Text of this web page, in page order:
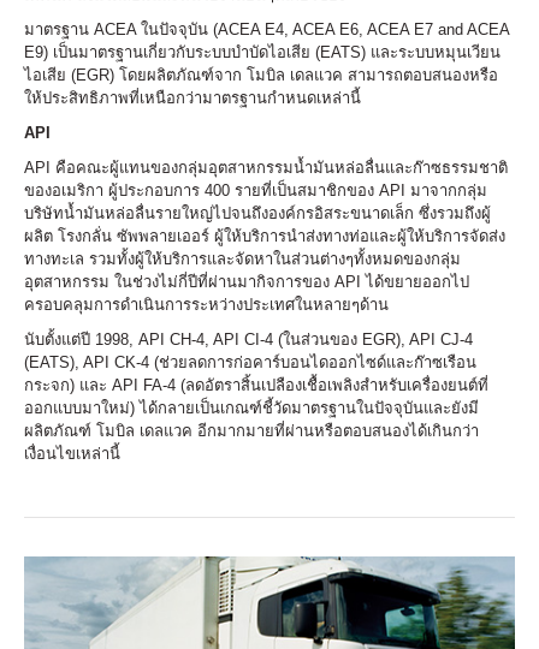
มาตรฐาน ACEA ในปัจจุบัน (ACEA E4, ACEA E6, ACEA E7 and ACEA
E9) เป็นมาตรฐานเกี่ยวกับระบบบำบัดไอเสีย (EATS) และระบบหมุนเวียน
ไอเสีย (EGR) โดยผลิตภัณฑ์จาก โมบิล เดลแวค สามารถตอบสนองหรือ
ให้ประสิทธิภาพที่เหนือกว่ามาตรฐานกำหนดเหล่านี้
API
API คือคณะผู้แทนของกลุ่มอุตสาหกรรมน้ำมันหล่อลื่นและก๊าซธรรมชาติ
ของอเมริกา ผู้ประกอบการ 400 รายที่เป็นสมาชิกของ API มาจากกลุ่ม
บริษัทน้ำมันหล่อลื่นรายใหญ่ไปจนถึงองค์กรอิสระขนาดเล็ก ซึ่งรวมถึงผู้
ผลิต โรงกลั่น ซัพพลายเออร์ ผู้ให้บริการนำส่งทางท่อและผู้ให้บริการจัดส่ง
ทางทะเล รวมทั้งผู้ให้บริการและจัดหาในส่วนต่างๆทั้งหมดของกลุ่ม
อุตสาหกรรม ในช่วงไม่กี่ปีที่ผ่านมากิจการของ API ได้ขยายออกไป
ครอบคลุมการดำเนินการระหว่างประเทศในหลายๆด้าน
นับตั้งแต่ปี 1998, API CH-4, API CI-4 (ในส่วนของ EGR), API CJ-4
(EATS), API CK-4 (ช่วยลดการก่อคาร์บอนไดออกไซด์และก๊าซเรือน
กระจก) และ API FA-4 (ลดอัตราสิ้นเปลืองเชื้อเพลิงสำหรับเครื่องยนต์ที่
ออกแบบมาใหม่) ได้กลายเป็นเกณฑ์ชี้วัดมาตรฐานในปัจจุบันและยังมี
ผลิตภัณฑ์ โมบิล เดลแวค อีกมากมายที่ผ่านหรือตอบสนองได้เกินกว่า
เงื่อนไขเหล่านี้